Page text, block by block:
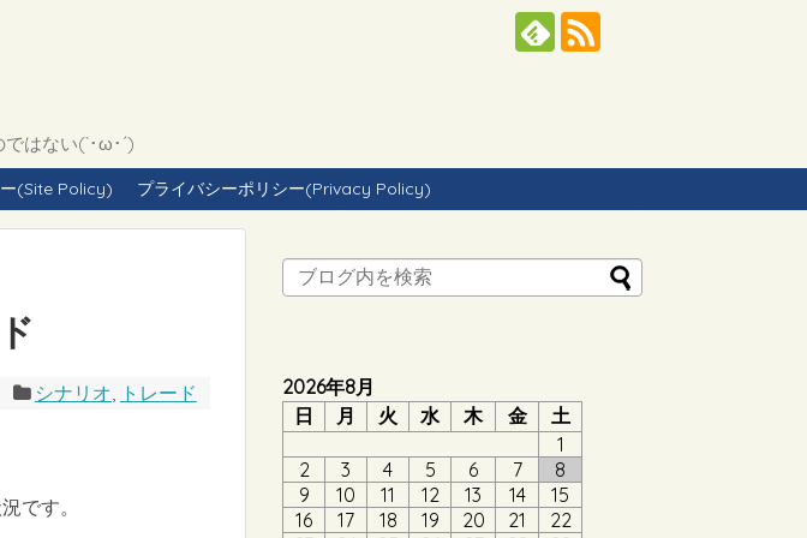
はない(`･ω･´)
(Site Policy) プライバシーポリシー(Privacy Policy)
シナリオ, トレード
です。
2026年8月
日
月 火 水 木 金
土
1
2
3 4 5 6 7
8
9
10 11 12 13 14
15
16
17 18 19 20 21
22